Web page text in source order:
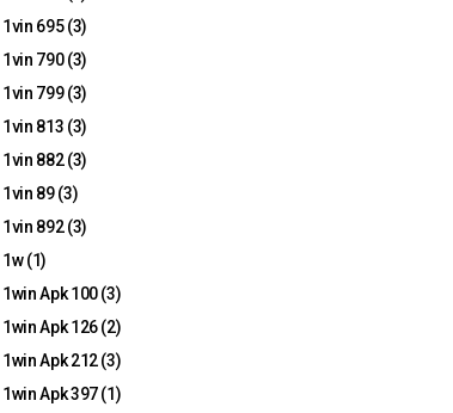
1vin 695(3)
1vin 790(3)
1vin 799(3)
1vin 813 (3)
1vin 882(3)
1vin 89(3)
1vin 892(3)
1w(1)
1win Apk 100(3)
1win Apk 126(2)
1win Apk 212(3)
1win Apk 397(1)